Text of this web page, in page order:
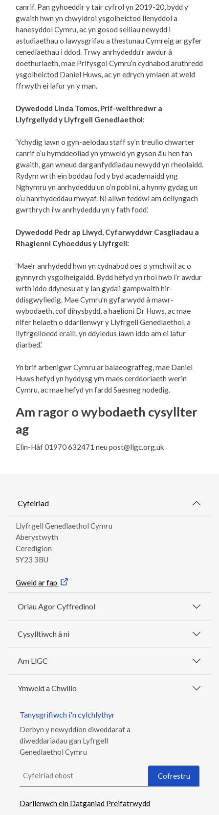
canrif. Pan gyhoeddir y tair cyfrol yn 2019-20, bydd y
gwaith hwn yn chwyldroi ysgolheictod llenyddol a
hanesyddol Cymru, ac yn gosod seiliau newydd i
astudiaethau o lawysgrifau a thestunau Cymreig ar gyfer
cenedlaethau i ddod. Trwy anrhydeddu’r awdur â
doethuriaeth, mae Prifysgol Cymru’n cydnabod aruthredd
ysgolheictod Daniel Huws, ac yn edrych ymlaen at weld
ffrwyth ei lafur yn y man.
Dywedodd Linda Tomos, Prif-weithredwr a
Llyfrgellydd y Llyfrgell Genedlaethol:
‘Ychydig iawn o gyn-aelodau staff sy’n treulio chwarter
canrif o’u hymddeoliad yn ymweld yn gyson â’u hen fan
gwaith, gan wneud darganfyddiadau newydd yn rheolaidd.
Rydym wrth ein boddau fod y byd academaidd yng
Nghymru yn anrhydeddu un o’n pobl ni, a hynny gydag un
o’u hanrhydeddau mwyaf. Ni allwn feddwl am deilyngach
gwrthrych i’w anrhydeddu yn y fath fodd.’
Dywedodd Pedr ap Llwyd, Cyfarwyddwr Casgliadau a
Rhaglenni Cyhoeddus y Llyfrgell:
‘Mae’r anrhydedd hwn yn cydnabod oes o ymchwil ac o
gynnyrch ysgolheigaidd. Bydd hefyd yn rhoi hwb i’r awdur
wrth iddo ddynesu at y lan gyda’i gampwaith hir-
ddisgwyliedig. Mae Cymru’n gyfarwydd â mawr-
wybodaeth, cof dihysbydd, a haelioni Dr Huws, ac mae
nifer helaeth o ddarllenwyr y Llyfrgell Genedlaethol, a
llyfrgelloedd eraill, yn ddyledus iawn iddo am ei lafur
diarbed.’
Yn brif arbenigwr Cymru ar balaeograffeg, mae Daniel
Huws hefyd yn hyddysg ym maes cerddoriaeth werin
Cymru, ac mae hefyd yn fardd Saesneg nodedig.
Am ragor o wybodaeth cysyllter
ag
Elin-Hâf 01970 632471 neu post@llgc.org.uk
Cyfeiriad
Llyfrgell Genedlaethol Cymru
Aberystwyth
Ceredigion
SY23 3BU
Gweld ar fap
Oriau Agor Cyffredinol
Cysylltiwch â ni
Am LlGC
Ymweld a Chwilio
Tanysgrifiwch i'n cylchlythyr
Derbyn y newyddion diweddaraf a
diweddariadau gan Lyfrgell
Genedlaethol Cymru
Cofrestru
Darllenwch ein Datganiad Preifatrwydd